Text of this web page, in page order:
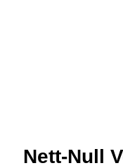
Nett-Null